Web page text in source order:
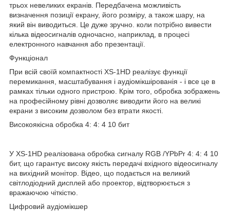
трьох невеликих екранів. Передбачена можливість
визначення позиції екрану, його розміру, а також шару, на
який він виводиться. Це дуже зручно. коли потрібно вивести
кілька відеосигналів одночасно, наприклад, в процесі
електронного навчання або презентації.
Функціонал
При всій своїй компактності XS-1HD реалізує функції
перемикання, масштабування і аудіомікшірованія - і все це в
рамках тільки одного пристрою. Крім того, обробка зображень
на професійному рівні дозволяє виводити його на великі
екрани з високим дозволом без втрати якості.
Високоякісна обробка 4: 4: 4 10 бит
У XS-1HD реалізована обробка сигналу RGB /YPbPr 4: 4: 4 10
бит, що гарантує високу якість передачі вхідного відеосигналу
на вихідний монітор. Відео, що подається на великий
світлодіодний дисплей або проектор, відтворюється з
вражаючою чіткістю.
Цифровий аудіомікшер